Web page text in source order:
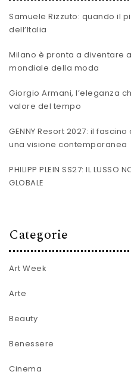
Samuele Rizzuto: quando il
dell’Italia
Milano è pronta a diventare
mondiale della moda
Giorgio Armani, l’eleganza
valore del tempo
GENNY Resort 2027: il
una visione contemporanea
PHILIPP PLEIN SS27: IL LUSSO
GLOBALE
Categorie
Art Week
Arte
Beauty
Benessere
Cinema